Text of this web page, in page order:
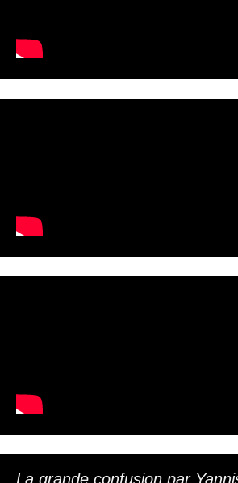
La grande confusion par